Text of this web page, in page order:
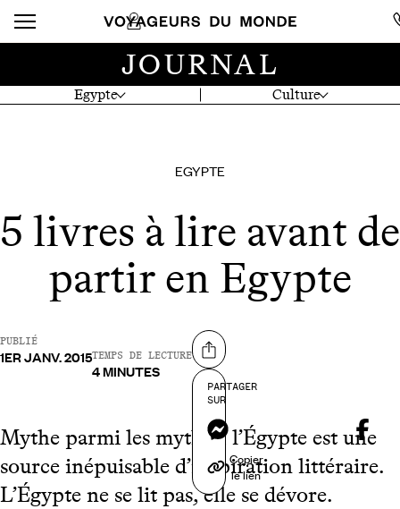
Egypte Culture
JOURNAL
EGYPTE
5 livres à lire avant de
partir en Egypte
PUBLIÉ
1ER JANV. 2015TEMPS DE LECTURE
4 MINUTES
Partager sur
PARTAGER
SUR
Messenger
Copier
le lien
Mythe parmi les mythes, l’Égypte est une
source inépuisable d’inspiration littéraire.
L’Égypte ne se lit pas, elle se dévore.